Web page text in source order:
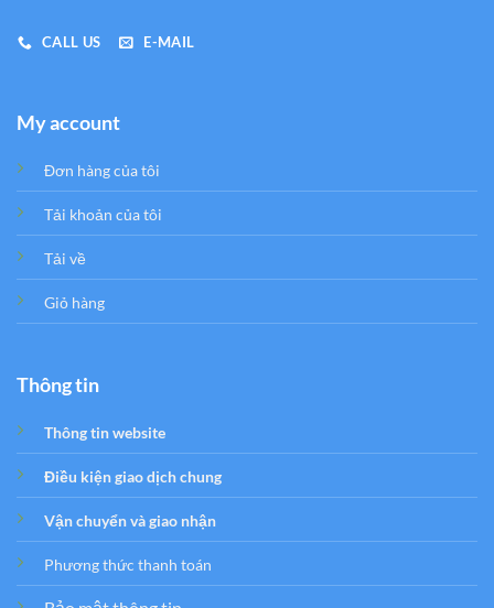
CALL US E-MAIL
My account
Đơn hàng của tôi
Tải khoản của tôi
Tải về
Giỏ hàng
Thông tin
Thông tin website
Điều kiện giao dịch chung
Vận chuyển và giao nhận
Phương thức thanh toán